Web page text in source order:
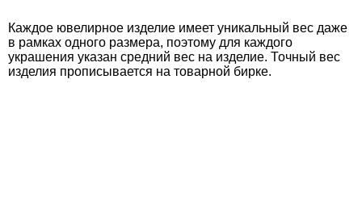
Каждое ювелирное изделие имеет уникальный вес даже
в рамках одного размера, поэтому для каждого
украшения указан средний вес на изделие. Точный вес
изделия прописывается на товарной бирке.